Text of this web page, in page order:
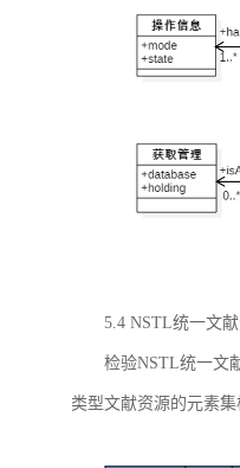
5.4 NSTL统一文
检验NSTL统一文
类型文献资源的元素